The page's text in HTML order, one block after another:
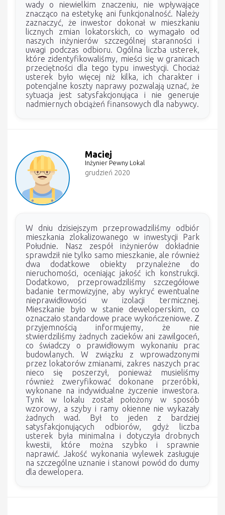
wady o niewielkim znaczeniu, nie wpływające
znacząco na estetykę ani funkcjonalność. Należy
zaznaczyć, że inwestor dokonał w mieszkaniu
licznych zmian lokatorskich, co wymagało od
naszych inżynierów szczególnej staranności i
uwagi podczas odbioru. Ogólna liczba usterek,
które zidentyfikowaliśmy, mieści się w granicach
przeciętności dla tego typu inwestycji. Chociaż
usterek było więcej niż kilka, ich charakter i
potencjalne koszty naprawy pozwalają uznać, że
sytuacja jest satysfakcjonująca i nie generuje
nadmiernych obciążeń finansowych dla nabywcy.
Maciej
Inżynier Pewny Lokal
grudzień 2020
W dniu dzisiejszym przeprowadziliśmy odbiór
mieszkania zlokalizowanego w inwestycji Park
Południe. Nasz zespół inżynierów dokładnie
sprawdził nie tylko samo mieszkanie, ale również
dwa dodatkowe obiekty przynależne do
nieruchomości, oceniając jakość ich konstrukcji.
Dodatkowo, przeprowadziliśmy szczegółowe
badanie termowizyjne, aby wykryć ewentualne
nieprawidłowości w izolacji termicznej.
Mieszkanie było w stanie deweloperskim, co
oznaczało standardowe prace wykończeniowe. Z
przyjemnością informujemy, że nie
stwierdziliśmy żadnych zacieków ani zawilgoceń,
co świadczy o prawidłowym wykonaniu prac
budowlanych. W związku z wprowadzonymi
przez lokatorów zmianami, zakres naszych prac
nieco się poszerzył, ponieważ musieliśmy
również zweryfikować dokonane przeróbki,
wykonane na indywidualne życzenie inwestora.
Tynk w lokalu został położony w sposób
wzorowy, a szyby i ramy okienne nie wykazały
żadnych wad. Był to jeden z bardziej
satysfakcjonujących odbiorów, gdyż liczba
usterek była minimalna i dotyczyła drobnych
kwestii, które można szybko i sprawnie
naprawić. Jakość wykonania wylewek zasługuje
na szczególne uznanie i stanowi powód do dumy
dla dewelopera.